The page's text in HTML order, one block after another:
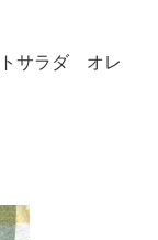
サラダ オレ